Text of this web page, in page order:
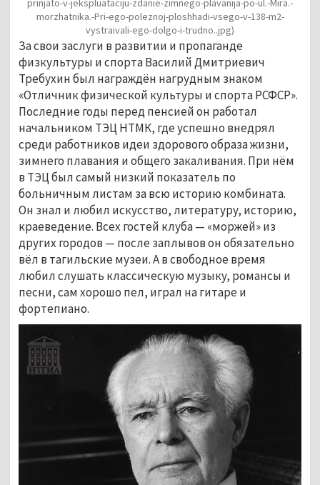
morzhatnika.-Pri-ego-poleznoj-ploshhadi-vsego-v-138-m2-
vystraivali-ego-dolgo-i-trudno..jpg)
За свои заслуги в развитии и пропаганде
физкультуры и спорта Василий Дмитриевич
Требухин был награждён нагрудным знаком
«Отличник физической культуры и спорта РСФСР».
Последние годы перед пенсией он работал
начальником ТЭЦ НТМК, где успешно внедрял
среди работников идеи здорового образа жизни,
зимнего плавания и общего закаливания. При нём
в ТЭЦ был самый низкий показатель по
больничным листам за всю историю комбината.
Он знал и любил искусство, литературу, историю,
краеведение. Всех гостей клуба — «моржей» из
других городов — после заплывов он обязательно
вёл в тагильские музеи. А в свободное время
любил слушать классическую музыку, романсы и
песни, сам хорошо пел, играл на гитаре и
фортепиано.